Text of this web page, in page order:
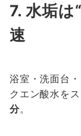
7. 水垢は
速
浴室・洗面台
クエン酸水を
分。